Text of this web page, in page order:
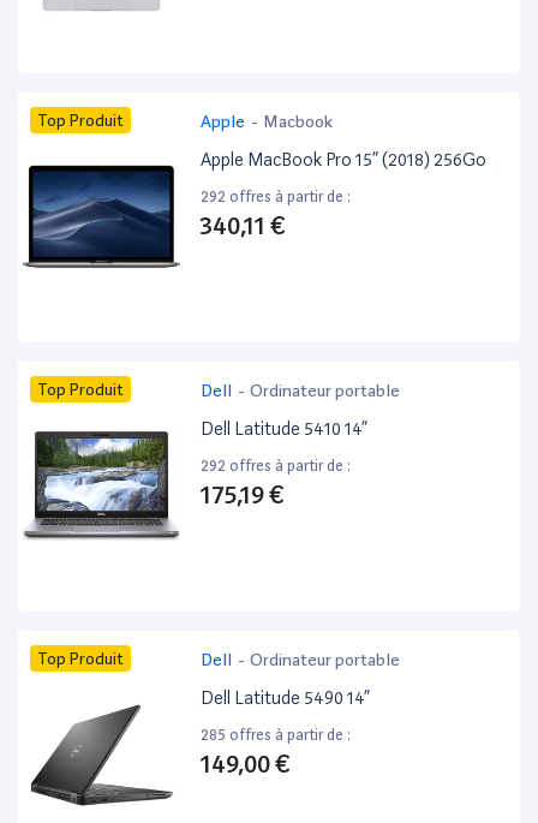
Top Produit Apple - Macbook
Apple MacBook Pro 15” (2018) 256Go
292 offres à partir de :
340,11 €
Top Produit Dell - Ordinateur portable
Dell Latitude 5410 14”
292 offres à partir de :
175,19 €
Top Produit Dell - Ordinateur portable
Dell Latitude 5490 14”
285 offres à partir de :
149,00 €